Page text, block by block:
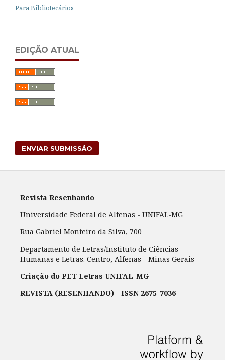
Para Bibliotecários
EDIÇÃO ATUAL
ENVIAR SUBMISSÃO
Revista Resenhando
Universidade Federal de Alfenas - UNIFAL-MG
Rua Gabriel Monteiro da Silva, 700
Departamento de Letras/Instituto de Ciências
Humanas e Letras. Centro, Alfenas - Minas Gerais
Criação do PET Letras UNIFAL-MG
REVISTA (RESENHANDO) - ISSN 2675-7036